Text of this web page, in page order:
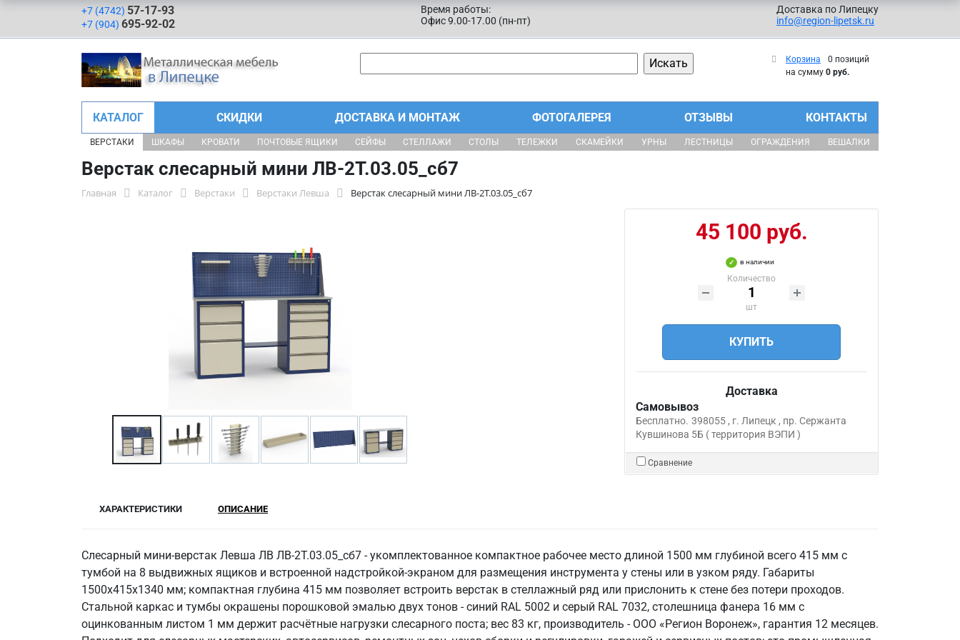
+7 (4742) 57-17-93
+7 (904) 695-92-02
Время работы:
Офис 9.00-17.00 (пн-пт)
Доставка по Липецку
info@region-lipetsk.ru
Корзина
0 позиций
на сумму 0 руб.
КАТАЛОГ СКИДКИ ДОСТАВКА И МОНТАЖ ФОТОГАЛЕРЕЯ ОТЗЫВЫ КОНТАКТЫ
ВЕРСТАКИ ШКАФЫ КРОВАТИ ПОЧТОВЫЕ ЯЩИКИ СЕЙФЫ СТЕЛЛАЖИ СТОЛЫ ТЕЛЕЖКИ СКАМЕЙКИ УРНЫ ЛЕСТНИЦЫ ОГРАЖДЕНИЯ ВЕШАЛКИ
Верстак слесарный мини ЛВ-2Т.03.05_сб7
Главная Каталог Верстаки Верстаки Левша Верстак слесарный мини ЛВ-2Т.03.05_сб7
45 100 руб.
в наличии
Количество
шт
КУПИТЬ
Доставка
Самовывоз
Бесплатно. 398055 , г. Липецк , пр. Сержанта
Кувшинова 5Б ( территория ВЭПИ )
Сравнение
ХАРАКТЕРИСТИКИ ОПИСАНИЕ
Слесарный мини-верстак Левша ЛВ ЛВ-2Т.03.05_сб7 - укомплектованное компактное рабочее место длиной 1500 мм глубиной всего 415 мм с
тумбой на 8 выдвижных ящиков и встроенной надстройкой-экраном для размещения инструмента у стены или в узком ряду. Габариты
1500х415х1340 мм; компактная глубина 415 мм позволяет встроить верстак в стеллажный ряд или прислонить к стене без потери проходов.
Стальной каркас и тумбы окрашены порошковой эмалью двух тонов - синий RAL 5002 и серый RAL 7032, столешница фанера 16 мм с
оцинкованным листом 1 мм держит расчётные нагрузки слесарного поста; вес 83 кг, производитель - ООО «Регион Воронеж», гарантия 12 месяцев.